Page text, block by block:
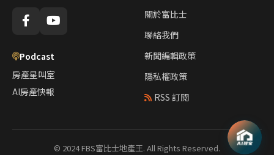
Podcast
房產星叫室
AI房產快報
關於富比士
聯絡我們
新聞編輯政策
隱私權政策
RSS 訂閱
© 2024 FBS富比士地產王. All Rights Reserved.